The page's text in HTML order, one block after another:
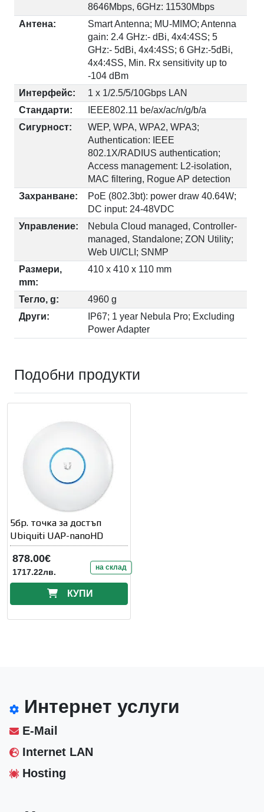
8646Mbps, 6GHz: 11530Mbps
Антена:
Smart Antenna; MU-MIMO; Antenna
gain: 2.4 GHz:- dBi, 4x4:4SS; 5
GHz:- 5dBi, 4x4:4SS; 6 GHz:-5dBi,
4x4:4SS, Min. Rx sensitivity up to
-104 dBm
Интерфейс:
1 x 1/2.5/5/10Gbps LAN
Стандарти:
IEEE802.11 be/ax/ac/n/g/b/a
Сигурност:
WEP, WPA, WPA2, WPA3;
Authentication: IEEE
802.1X/RADIUS authentication;
Access management: L2-isolation,
MAC filtering, Rogue AP detection
Захранване:
PoE (802.3bt): power draw 40.64W;
DC input: 24-48VDC
Управление:
Nebula Cloud managed, Controller-
managed, Standalone; ZON Utility;
Web UI/CLI; SNMP
Размери,
mm:
410 x 410 x 110 mm
Тегло, g:
4960 g
Други:
IP67; 1 year Nebula Pro; Excluding
Power Adapter
Подобни продукти
5бр. точка за достъп
Ubiquiti UAP-nanoHD
878.00€
1717.22лв. на склад
КУПИ
Интернет услуги
E-Mail
Internet LAN
Hosting